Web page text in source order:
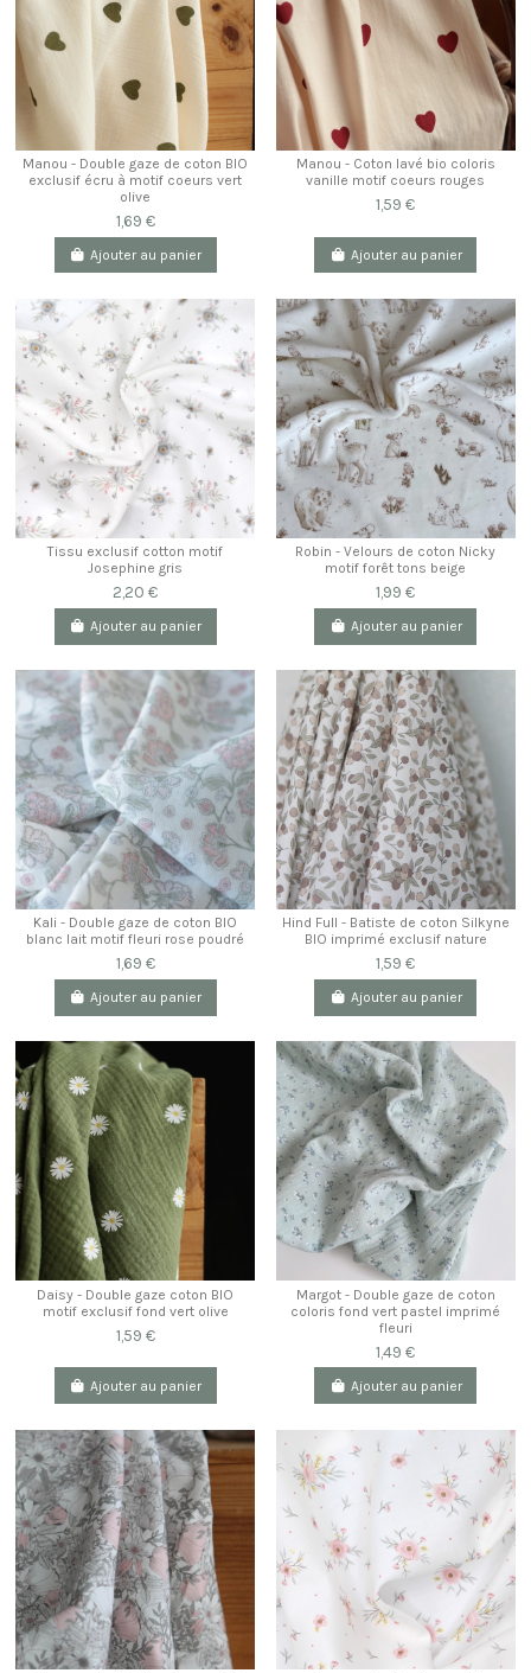
Manou - Double gaze de coton BIO
exclusif écru à motif coeurs vert
olive
1,69 €
Ajouter au panier
Manou - Coton lavé bio coloris
vanille motif coeurs rouges
1,59 €
Ajouter au panier
Tissu exclusif cotton motif
Josephine gris
2,20 €
Ajouter au panier
Robin - Velours de coton Nicky
motif forêt tons beige
1,99 €
Ajouter au panier
Kali - Double gaze de coton BIO
blanc lait motif fleuri rose poudré
1,69 €
Ajouter au panier
Hind Full - Batiste de coton Silkyne
BIO imprimé exclusif nature
1,59 €
Ajouter au panier
Daisy - Double gaze coton BIO
motif exclusif fond vert olive
1,59 €
Ajouter au panier
Margot - Double gaze de coton
coloris fond vert pastel imprimé
fleuri
1,49 €
Ajouter au panier